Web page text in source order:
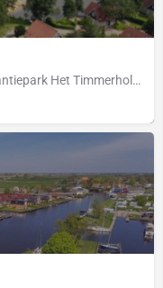
Vissen vanuit je Huisje, dat kan op Vakantiepark Het Timmerholt Boek op Timmerholt uw visvakantie met vele…